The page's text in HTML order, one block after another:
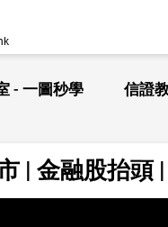
- 一圖秒學 信證
| 金融股抬頭